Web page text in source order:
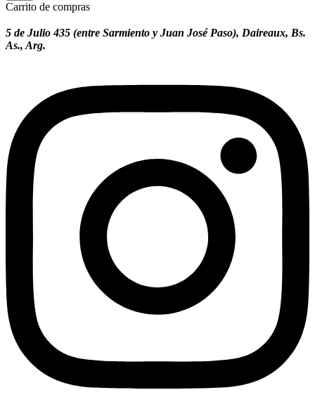
Carrito de compras
5 de Julio 435 (entre Sarmiento y Juan José Paso), Daireaux, Bs.
As., Arg.